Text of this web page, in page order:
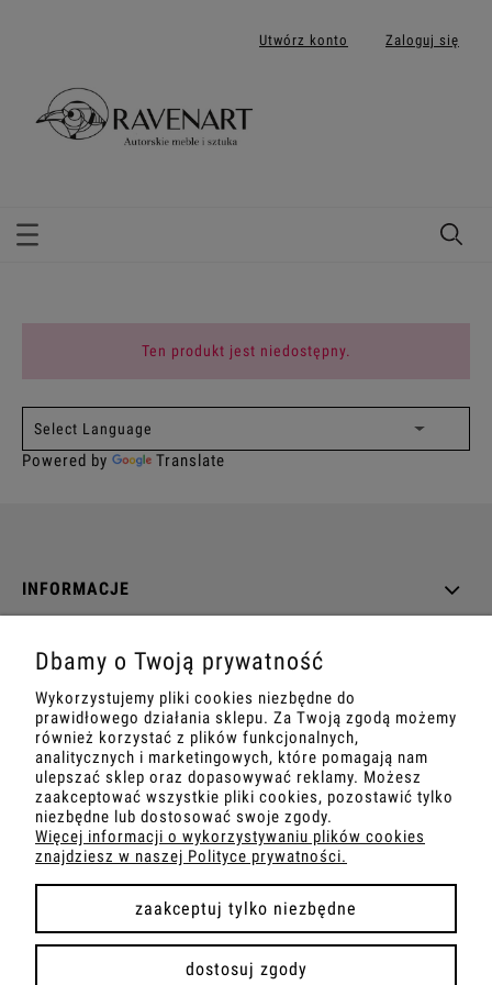
Utwórz konto Zaloguj się
Ten produkt jest niedostępny.
Powered by Translate
INFORMACJE
DANE TECHNICZNE
pokaż pełną wersję strony
Sklep internetowy Shoper.pl
Dbamy o Twoją prywatność
Wykorzystujemy pliki cookies niezbędne do
prawidłowego działania sklepu. Za Twoją zgodą możemy
również korzystać z plików funkcjonalnych,
analitycznych i marketingowych, które pomagają nam
ulepszać sklep oraz dopasowywać reklamy. Możesz
zaakceptować wszystkie pliki cookies, pozostawić tylko
niezbędne lub dostosować swoje zgody.
Więcej informacji o wykorzystywaniu plików cookies
znajdziesz w naszej Polityce prywatności.
zaakceptuj tylko niezbędne
dostosuj zgody